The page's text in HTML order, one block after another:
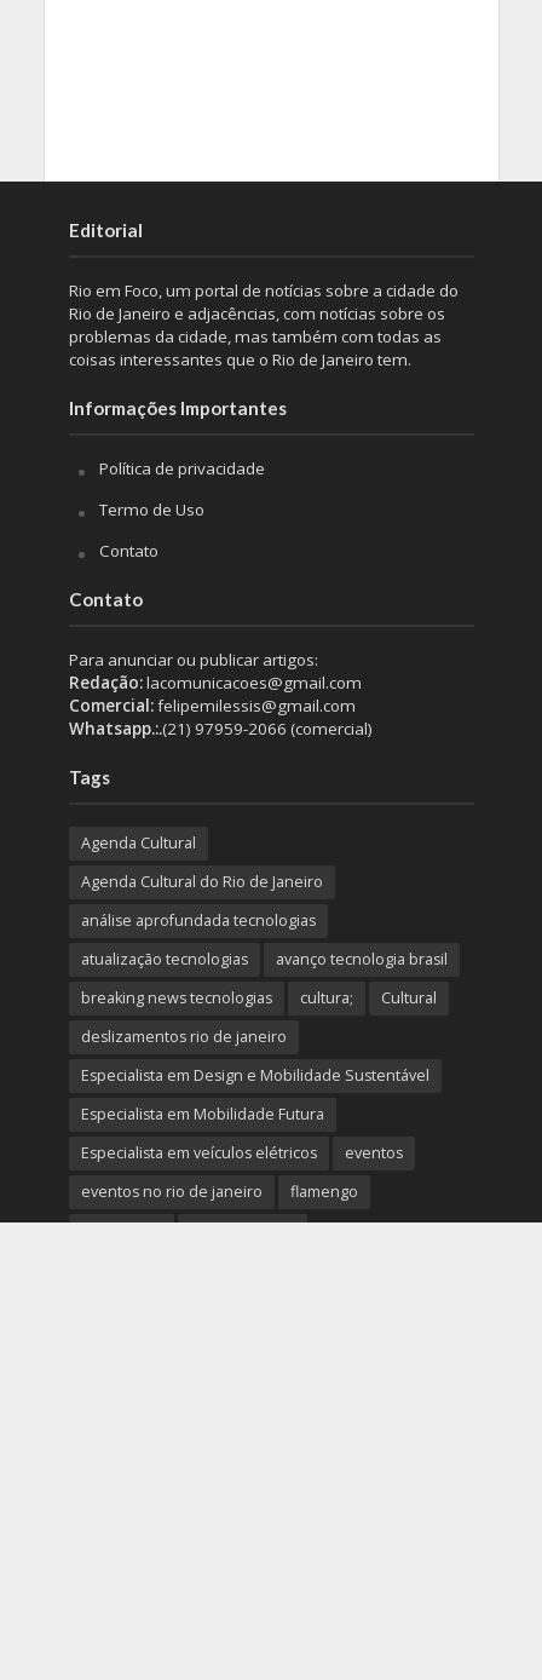
Editorial
Rio em Foco, um portal de notícias sobre a cidade do
Rio de Janeiro e adjacências, com notícias sobre os
problemas da cidade, mas também com todas as
coisas interessantes que o Rio de Janeiro tem.
Informações Importantes
Política de privacidade
Termo de Uso
Contato
Contato
Para anunciar ou publicar artigos:
Redação:lacomunicacoes@gmail.com
Comercial:felipemilessis@gmail.com
Whatsapp.:.(21) 97959-2066 (comercial)
Tags
Agenda Cultural
Agenda Cultural do Rio de Janeiro
análise aprofundada tecnologias
atualização tecnologias
avanço tecnologia brasil
breaking news tecnologias
cultura;
Cultural
deslizamentos rio de janeiro
Especialista em Design e Mobilidade Sustentável
Especialista em Mobilidade Futura
Especialista em veículos elétricos
eventos
eventos no rio de janeiro
flamengo